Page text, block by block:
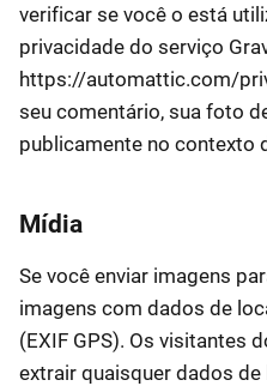
verificar se você o está
privacidade do serviço
https://automattic.com/
seu comentário, sua foto
publicamente no contexto
Mídia
Se você enviar imagens
imagens com dados de
(EXIF GPS). Os visitantes
extrair quaisquer dados